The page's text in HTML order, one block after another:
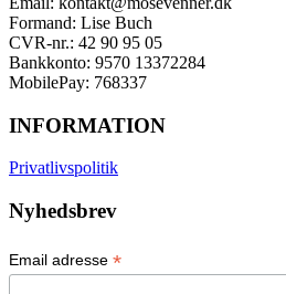
Formand: Lise Buch
CVR-nr.: 42 90 95 05
Bankkonto: 9570 13372284
MobilePay: 768337
INFORMATION
Privatlivspolitik
Nyhedsbrev
Email adresse *